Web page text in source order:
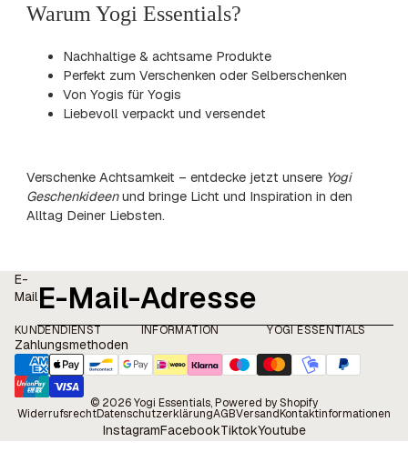
Warum Yogi Essentials?
Nachhaltige & achtsame Produkte
Perfekt zum Verschenken oder Selberschenken
Von Yogis für Yogis
Liebevoll verpackt und versendet
Verschenke Achtsamkeit – entdecke jetzt unsere Yogi
Geschenkideenund bringe Licht und Inspiration in den
Alltag Deiner Liebsten.
E-
Mail
KUNDENDIENST INFORMATION YOGI ESSENTIALS
Zahlungsmethoden
© 2026Yogi Essentials, Powered by Shopify
WiderrufsrechtDatenschutzerklärungAGBVersandKontaktinformationen
InstagramFacebookTiktokYoutube